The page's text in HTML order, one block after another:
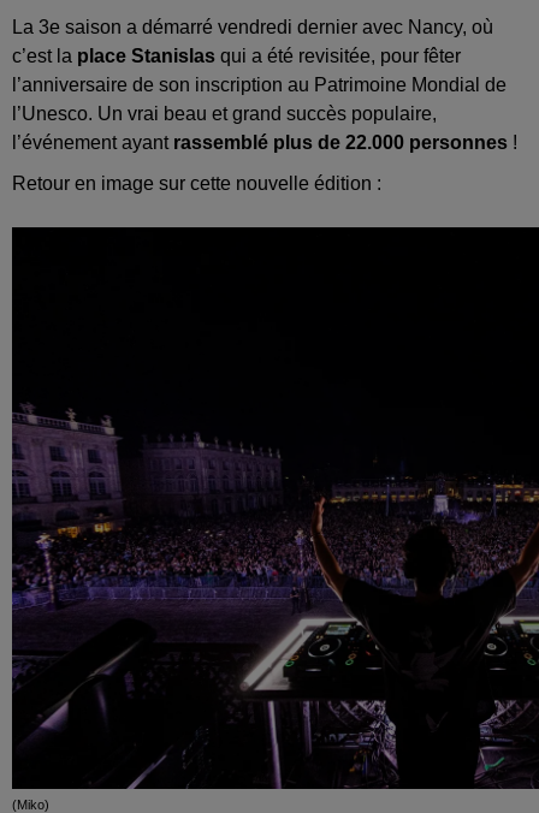
La 3e saison a démarré vendredi dernier avec Nancy, où
c’est la place Stanislas qui a été revisitée, pour fêter
l’anniversaire de son inscription au Patrimoine Mondial de
l’Unesco. Un vrai beau et grand succès populaire,
l’événement ayant rassemblé plus de 22.000 personnes !
Retour en image sur cette nouvelle édition :
(Miko)